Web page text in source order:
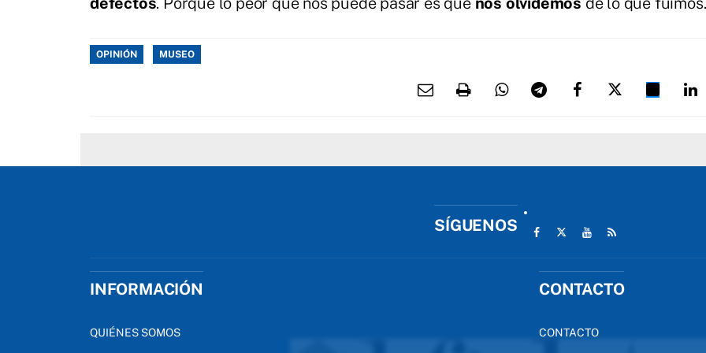
OPINIÓN MUSEO
SÍGUENOS
INFORMACIÓN
QUIÉNES SOMOS
CONTACTO
CONTACTO